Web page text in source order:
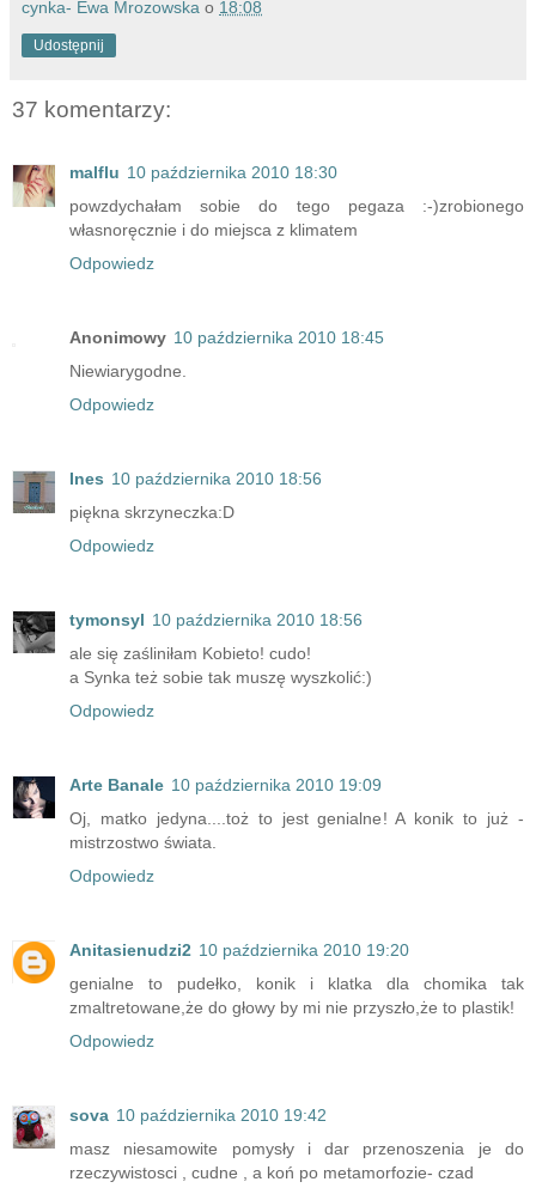
cynka- Ewa Mrozowska o 18:08
Udostępnij
37 komentarzy:
malflu 10 października 2010 18:30
powzdychałam sobie do tego pegaza :-)zrobionego
własnoręcznie i do miejsca z klimatem
Odpowiedz
Anonimowy 10 października 2010 18:45
Niewiarygodne.
Odpowiedz
Ines 10 października 2010 18:56
piękna skrzyneczka:D
Odpowiedz
tymonsyl 10 października 2010 18:56
ale się zaśliniłam Kobieto! cudo!
a Synka też sobie tak muszę wyszkolić:)
Odpowiedz
Arte Banale 10 października 2010 19:09
Oj, matko jedyna....toż to jest genialne! A konik to już -
mistrzostwo świata.
Odpowiedz
Anitasienudzi2 10 października 2010 19:20
genialne to pudełko, konik i klatka dla chomika tak
zmaltretowane,że do głowy by mi nie przyszło,że to plastik!
Odpowiedz
sova 10 października 2010 19:42
masz niesamowite pomysły i dar przenoszenia je do
rzeczywistosci , cudne , a koń po metamorfozie- czad